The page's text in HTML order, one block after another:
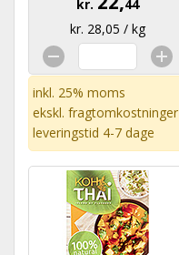
kr.
44
kr. 28,05 / kg
inkl. 25% moms
ekskl. fragtomkostninger
leveringstid 4-7 dage